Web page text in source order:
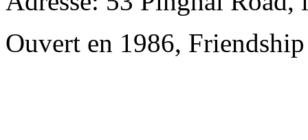
Ouvert en 1986,